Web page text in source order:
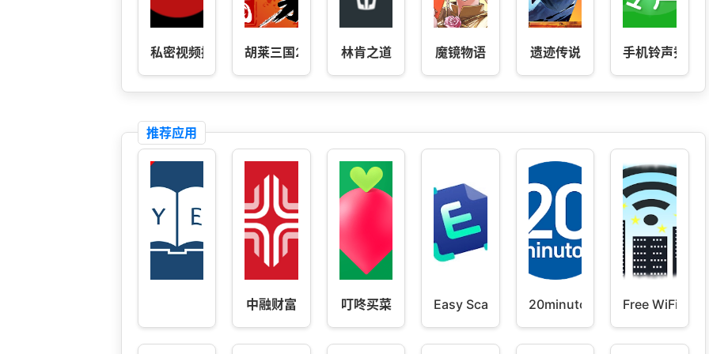
私密视频播放器 胡莱三国2 林肯之道 魔镜物语 遗迹传说 手机铃声秀
推荐应用
中融财富 叮咚买菜 Easy Scanner 20minutos Free WiFi